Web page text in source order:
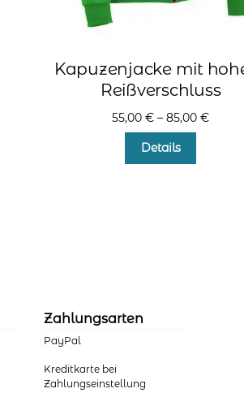
Kapuzenjacke mit
Reißverschluss
55,00€ –85,00€
Details
Zahlungsarten
PayPal
Kreditkarte bei
Zahlungseinstellung